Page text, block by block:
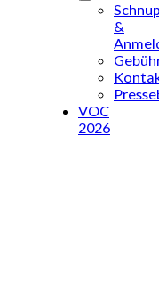
&
VOC
2026